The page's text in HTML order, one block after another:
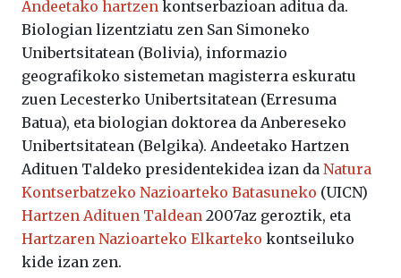
Andeetako hartzen kontserbazioan aditua da.
Biologian lizentziatu zen San Simoneko
Unibertsitatean (Bolivia), informazio
geografikoko sistemetan magisterra eskuratu
zuen Lecesterko Unibertsitatean (Erresuma
Batua), eta biologian doktorea da Anbereseko
Unibertsitatean (Belgika). Andeetako Hartzen
Adituen Taldeko presidentekidea izan da Natura
Kontserbatzeko Nazioarteko Batasuneko (UICN)
Hartzen Adituen Taldean 2007az geroztik, eta
Hartzaren Nazioarteko Elkarteko kontseiluko
kide izan zen.